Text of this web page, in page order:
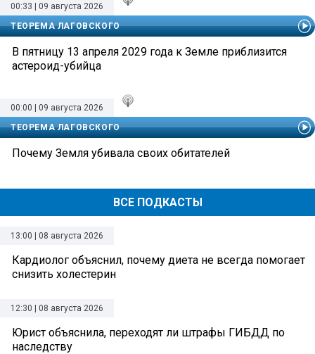
ВСЕ ПОДКАСТЫ
00:33 | 09 августа 2026
ТЕОРЕМА ЛАГОВСКОГО
В пятницу 13 апреля 2029 года к Земле приблизится
астероид-убийца
00:00 | 09 августа 2026
ТЕОРЕМА ЛАГОВСКОГО
Почему Земля убивала своих обитателей
13:00 | 08 августа 2026
Кардиолог объяснил, почему диета не всегда помогает
снизить холестерин
12:30 | 08 августа 2026
Юрист объяснила, переходят ли штрафы ГИБДД по
наследству